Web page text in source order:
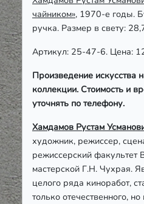
чайником», 1970-е годы.
ручка. Размер в свету:
Артикул: 25-47-6. Цена:
Произведение искусства
коллекции. Стоимость и
уточнять по телефону.
Хамдамов Рустам
художник, режиссер,
режиссерский факультет
мастерской Г.Н. Чухрая.
целого ряда киноработ,
только отечественного,